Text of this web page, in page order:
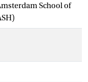
School of